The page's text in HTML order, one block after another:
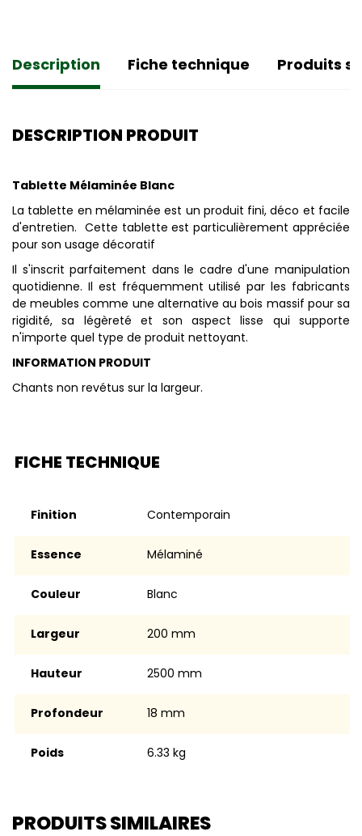
Description Fiche technique Produits
DESCRIPTION PRODUIT
Tablette Mélaminée Blanc
La tablette en mélaminée est un produit fini, déco et facile
d'entretien. Cette tablette est particulièrement appréciée
pour son usage décoratif
Il s'inscrit parfaitement dans le cadre d'une manipulation
quotidienne. Il est fréquemment utilisé par les fabricants
de meubles comme une alternative au bois massif pour sa
rigidité, sa légèreté et son aspect lisse qui supporte
n'importe quel type de produit nettoyant.
INFORMATION PRODUIT
Chants non revétus sur la largeur.
FICHE TECHNIQUE
Finition contemporain
Essence Mélaminé
Couleur blanc
Largeur 200 mm
Hauteur 2500 mm
Profondeur 18 mm
Poids 6.33 kg
PRODUITS SIMILAIRES